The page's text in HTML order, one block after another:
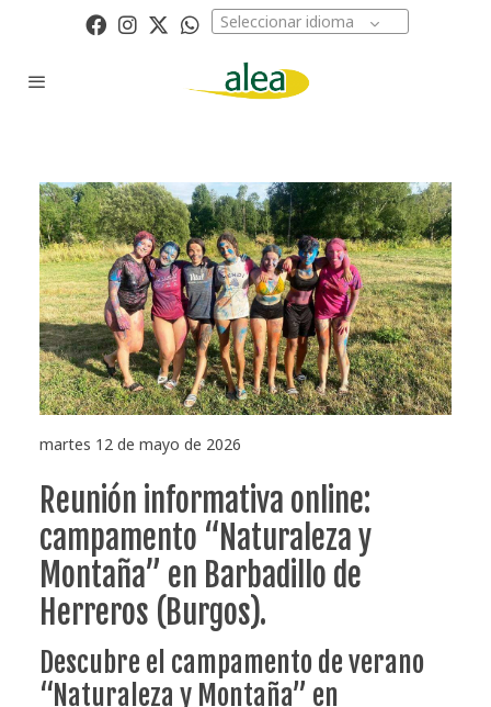
Seleccionar idioma
martes 12 de mayo de 2026
Reunión informativa online:
campamento “Naturaleza y
Montaña” en Barbadillo de
Herreros (Burgos).
Descubre el campamento de verano
“Naturaleza y Montaña” en